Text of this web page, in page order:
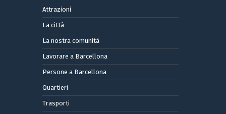
Attrazioni
La città
La nostra comunità
Lavorare a Barcellona
Persone a Barcellona
Quartieri
Trasporti